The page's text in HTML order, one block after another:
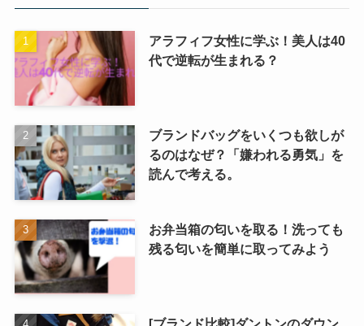
アラフィフ女性に学ぶ！美人は40
代で逆転が生まれる？
ブランドバッグをいくつも欲しが
るのはなぜ？「嫌われる勇気」を
読んで考える。
お弁当箱の匂いを取る！洗っても
残る匂いを簡単に取ってみよう